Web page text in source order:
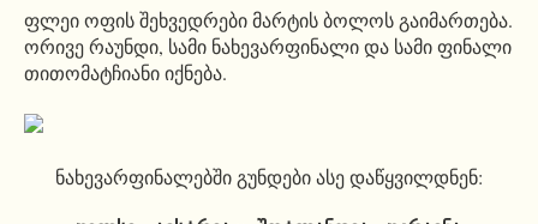
ფლეი ოფის შეხვედრები მარტის ბოლოს გაიმართება.
ორივე რაუნდი, სამი ნახევარფინალი და სამი ფინალი
თითომატჩიანი იქნება.
ნახევარფინალებში გუნდები ასე დაწყვილდნენ: